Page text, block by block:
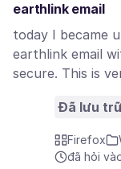
earthlink email
today I became
earthlink email
secure. This is
Đã lưu
Firefox
đã hỏi